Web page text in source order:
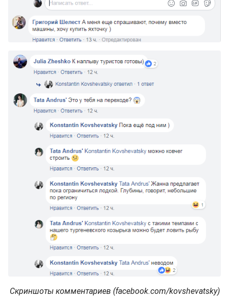
Скриншоты комментариев (facebook.com/kovshevatsky)